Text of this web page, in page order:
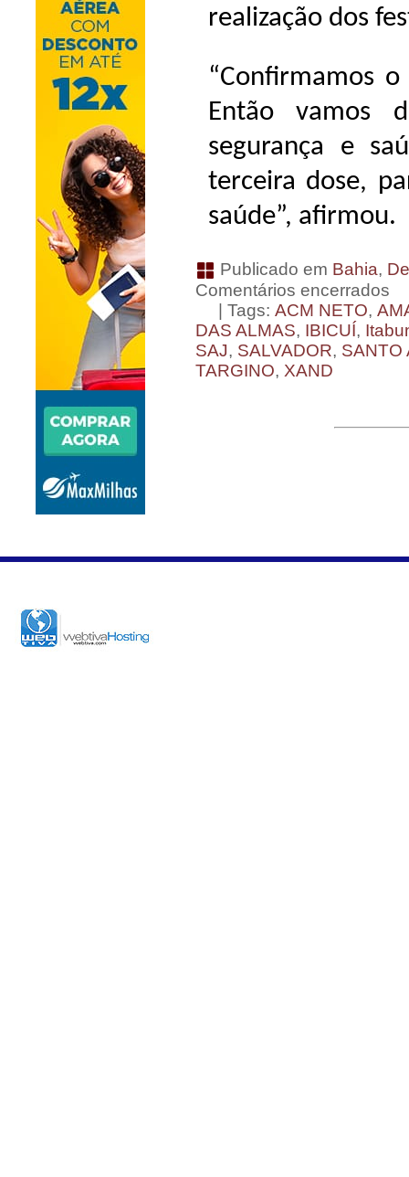
realização dos
“Confirmamos
Então vamos
segurança e
terceira dose,
saúde”, afirmou.
Publicado em Bahia,
Comentários encerrados
| Tags: ACM NETO,
DAS ALMAS, IBICUÍ,
SAJ, SALVADOR, SANTO
TARGINO, XAND